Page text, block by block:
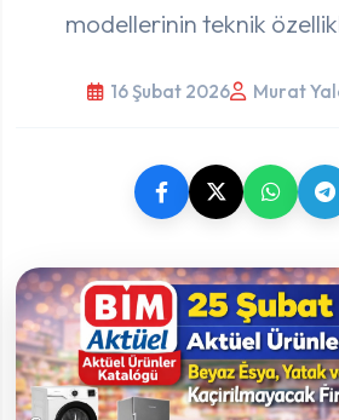
modellerinin teknik
16 Şubat 2026 Murat